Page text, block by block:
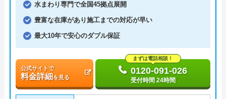
水まわり専門で全国45拠点展開
豊富な在庫があり施工までの対応が早い
最大10年で安心のダブル保証
公式サイトで
料金詳細を見る
まずは電話相談！
0120-091-026
受付時間 24時間